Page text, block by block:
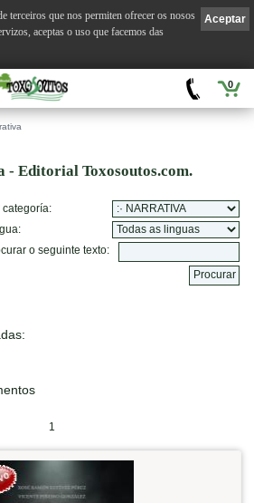
0
- Editorial Toxosoutos.com.
categoría:
o seguinte texto:
1
Aceptar
terceiros que nos permiten ofrecer os nosos
aceptas o uso que facemos das